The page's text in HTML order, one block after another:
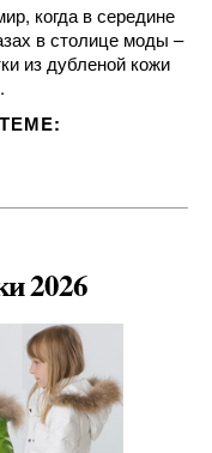
когда в середине
в столице моды –
из дубленой кожи
2026